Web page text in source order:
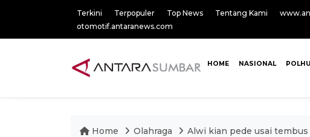
Terkini Terpopuler Top News Tentang Kami
otomotif.antaranews.com
HOME NASIONAL
Home Olahraga Alwi kian pede usai